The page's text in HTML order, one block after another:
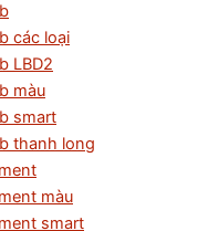
các loại
LBD2
màu
smart
thanh long
màu
smart